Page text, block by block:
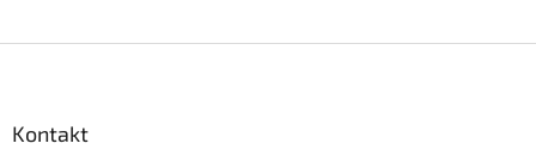
Kontakt